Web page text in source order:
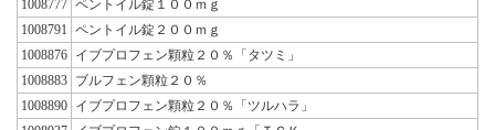
1008777 ペントイル錠１００ｍｇ
1008791
ペントイル錠２００ｍｇ
1008876 イブプロフェン顆粒２０％「タツミ」
1008883 ブルフェン顆粒２０％
1008890 イブプロフェン顆粒２０％「ツルハラ」